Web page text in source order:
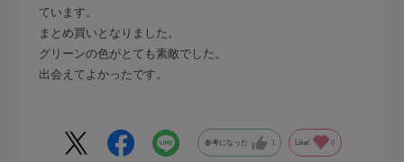
ています。
まとめ買いとなりました。
グリーンの色がとても素敵でした。
出会えてよかったです。
参考になった Like! 0